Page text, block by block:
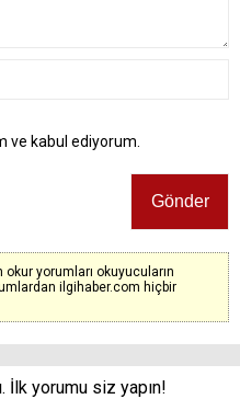
ve kabul ediyorum.
yorumları okuyucuların
ilgihaber.com hiçbir
İlk yorumu siz yapın!